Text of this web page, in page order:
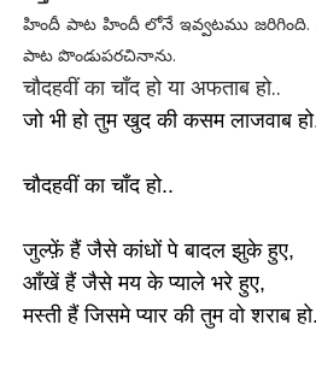
హిందీ పాట హిందీ లోనే ఇవ్వటము జరిగింది.
పాట పొండుపరచినాను.
चौदहवीं का चाँद हो या अफताब हो..
जो भी हो तुम खुद की कसम लाजवाब
चौदहवीं का चाँद हो..
जुल्फ़ें हैं जैसे कांधों पे बादल झुके हुए,
आँखें हैं जैसे मय के प्याले भरेहुए,
मस्ती हैं जिसमे प्यार की तुम वो शराब